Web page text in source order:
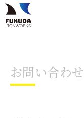
お問い合わせ